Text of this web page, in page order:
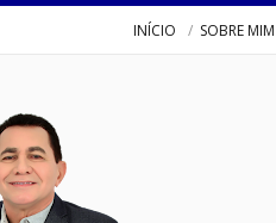
INÍCIO SOBRE MIM